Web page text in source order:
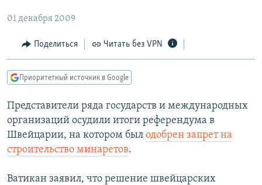
Вернутся
Вернутся
поиску
МНЕНИЯ
КУЛЬТУРА
КАВКАЗ.РЕАЛИИ
СЕВЕР.РЕАЛИИ
СИБИРЬ.РЕАЛИИ
РАСПИСАНИЕ ВЕЩАНИЯ
ПОДПИШИТЕСЬ НА РАССЫЛКУ
01 декабря 2009
Поделиться Читать без VPN
Приоритетный источник в Google
Представители ряда государств и международных
организаций осудили итоги референдума в
Швейцарии, на котором был одобрен запрет на
строительство минаретов.
Ватикан заявил, что решение швейцарских